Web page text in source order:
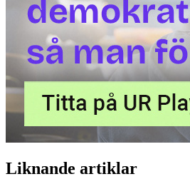
Liknande artiklar